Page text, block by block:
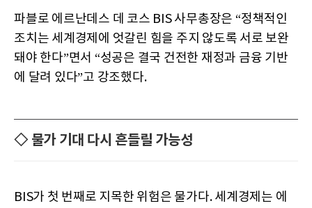
파블로 에르난데스 데 코스 BIS 사무총장은 “정책적인
조치는 세계경제에 엇갈린 힘을 주지 않도록 서로 보완
돼야 한다”면서 “성공은 결국 건전한 재정과 금융 기반
에 달려 있다”고 강조했다.
◇ 물가 기대 다시 흔들릴 가능성
BIS가 첫 번째로 지목한 위험은 물가다. 세계경제는 에